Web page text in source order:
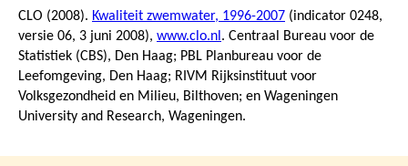
CLO (2008). Kwaliteit zwemwater, 1996-2007 (indicator 0248,
versie 06, 3 juni 2008), www.clo.nl . Centraal Bureau voor de
Statistiek (CBS), Den Haag; PBL Planbureau voor de
Leefomgeving, Den Haag; RIVM Rijksinstituut voor
Volksgezondheid en Milieu, Bilthoven; en Wageningen
University and Research, Wageningen.